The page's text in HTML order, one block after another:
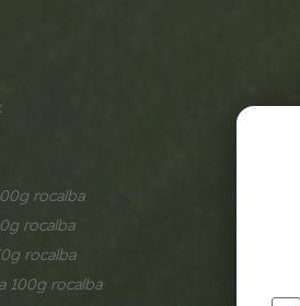
rocalba
rocalba
rocalba
100g rocalba